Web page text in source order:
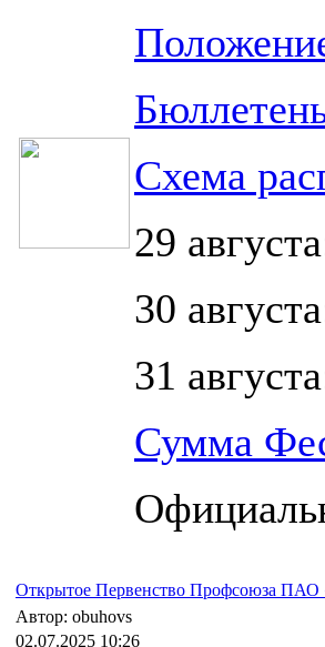
Схема
29
30
31
Сумма
Открытое Первенство Профсоюза ПАО
Автор: obuhovs
02.07.2025 10:26